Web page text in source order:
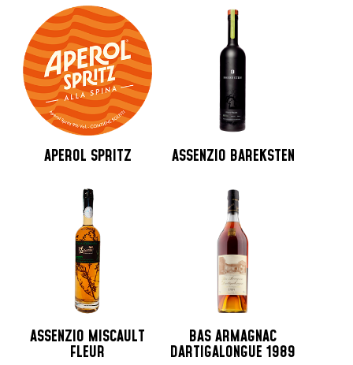
APEROL SPRITZ ASSENZIO BAREKSTEN
ASSENZIO MISCAULT
FLEUR
BAS ARMAGNAC
DARTIGALONGUE 1989